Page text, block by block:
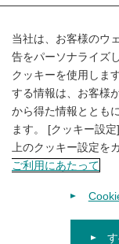
当社は、お客様のウ
告をパーソナライズ
クッキーを使用しま
する情報は、お客様
から得た情報ととも
ます。 [クッキー設
上のクッキー設定を
ご利用にあたって